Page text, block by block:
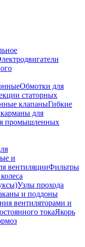
Обмотки для
статорных
клапаныГибкие
для
промышленных
и
вентиляцииФильтры
Узлы прохода
и поддоны
вентиляторами и
токаЯкорь